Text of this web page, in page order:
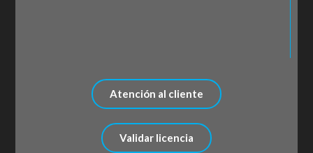
Atención al cliente
Validar licencia